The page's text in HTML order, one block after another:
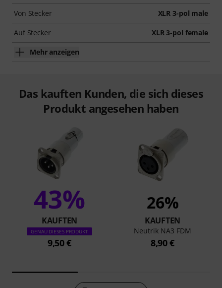
Von Stecker XLR 3-pol male
Auf Stecker XLR 3-pol female
Mehr anzeigen
Das kauften Kunden, die sich dieses
Produkt angesehen haben
43%
KAUFTEN
GENAU DIESES PRODUKT
9,50 €
26%
KAUFTEN
Neutrik NA3 FDM
8,90 €